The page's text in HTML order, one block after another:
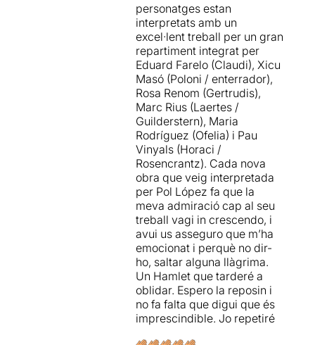
personatges estan
interpretats amb un
excel·lent treball per un gran
repartiment integrat per
Eduard Farelo (Claudi), Xicu
Masó (Poloni / enterrador),
Rosa Renom (Gertrudis),
Marc Rius (Laertes /
Guilderstern), Maria
Rodríguez (Ofelia) i Pau
Vinyals (Horaci /
Rosencrantz). Cada nova
obra que veig interpretada
per Pol López fa que la
meva admiració cap al seu
treball vagi in crescendo, i
avui us asseguro que m’ha
emocionat i perquè no dir-
ho, saltar alguna llàgrima.
Un Hamlet que tarderé a
oblidar. Espero la reposin i
no fa falta que digui que és
imprescindible. Jo repetiré